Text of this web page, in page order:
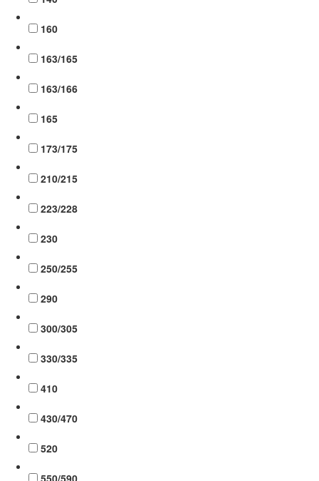
160
163/165
163/166
165
173/175
210/215
223/228
230
250/255
290
300/305
330/335
410
430/470
520
550/590